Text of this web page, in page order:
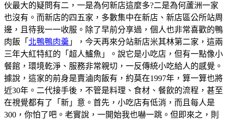
伙最大的疑問有二，一是為何新店這麼多?二是為何蘆洲一家
也沒有。而新店的四五家，多數集中在新店、新店區公所站周
邊，且待我一一收服。除了早前分享過，個人也非常喜歡的鴨
肉飯「 北鴨鴨肉羹 」，今天再來分站新店米其林第二家，這兩
三年大紅特紅的「超人鱸魚」。說它是小吃店，但有一點像小
餐館，環境乾淨、服務非常親切，一反傳統小吃給人的感覺。
據說，這家的前身是賣滷肉飯有，約莫在1997年，算一算也將
近30年。二代接手後，不管是料理、食材、餐飲的流程，甚至
在視覺都有了「新」意。首先，小吃店有低消，而且每人是
300，你怕了吧。老實說，一開始我也嚇一跳。但即來之，則